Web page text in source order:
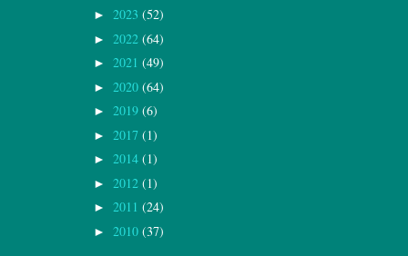
► 2023 (52)
► 2022 (64)
► 2021 (49)
► 2020 (64)
► 2019 (6)
► 2017 (1)
► 2014 (1)
► 2012 (1)
► 2011 (24)
► 2010 (37)